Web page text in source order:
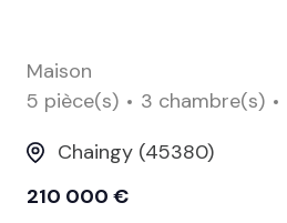
Maison
5 pièce(s)
3 chambre(s)
Chaingy (45380)
210 000 €